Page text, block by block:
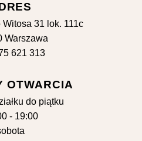
31 lok. 111c
Warszawa
621 313
OTWARCIA
do piątku
- 19:00